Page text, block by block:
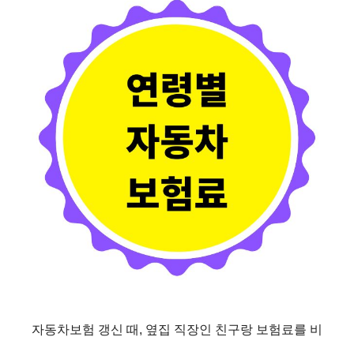
자동차보험 갱신 때, 옆집 직장인 친구랑 보험료를 비